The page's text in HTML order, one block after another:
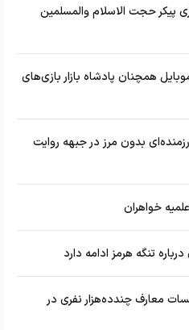
پیکر حجت الاسلام والمسلمین
موبایل همچنان پادشاه بازار بازی‌های
رزمنده‌ای بدون مرز در جبهه روایت
خواهران
تنگه هرمز ادامه دارد
معارف چندده‌هزار نفری در